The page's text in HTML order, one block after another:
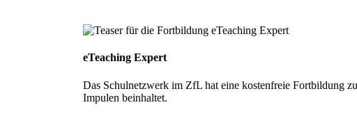
eTeaching Expert
Das Schulnetzwerk im ZfL hat eine kostenfreie Fortbildung
Impulen beinhaltet.